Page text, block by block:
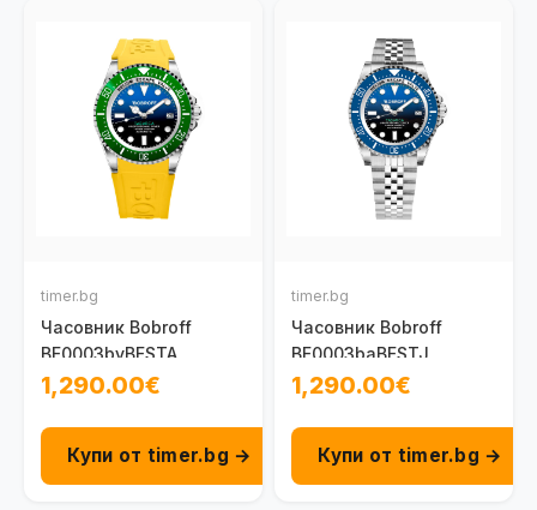
timer.bg
Часовник Bobroff
BF0003bvBFSTA
1,290.00€
Купи от timer.bg →
timer.bg
Часовник Bobroff
BF0003baBFSTJ
1,290.00€
Купи от timer.bg →